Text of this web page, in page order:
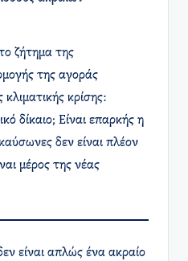
ζήτημα της
της αγοράς
κρίσης:
δίκαιο; Είναι επαρκής η
δεν είναι πλέον
μέρος της νέας
είναι απλώς ένα ακραίο